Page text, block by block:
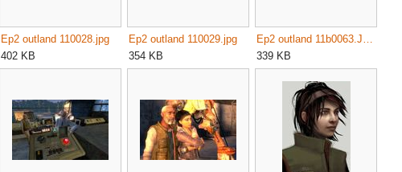
Ep2 outland 110028.jpg
402 KB
Ep2 outland 110029.jpg
354 KB
339 KB